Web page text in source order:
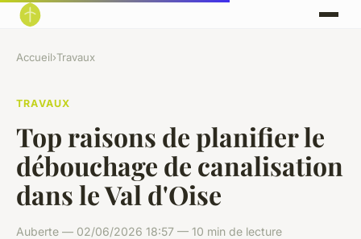
Accueil›Travaux
TRAVAUX
Top raisons de planifier le
débouchage de canalisation
dans le Val d'Oise
Auberte — 02/06/2026 18:57 — 10 min de lecture